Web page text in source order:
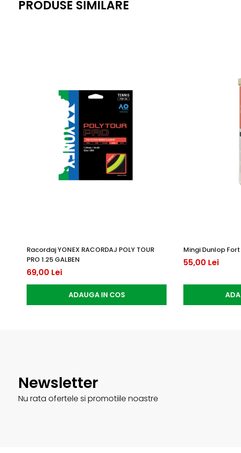
PRODUSE SIMILARE
Racordaj YONEX RACORDAJ POLY TOUR
PRO 1.25 GALBEN
69,00 Lei
ADAUGA IN COS
Mingi Dunlop
55,00 Lei
Newsletter
Nu rata ofertele si promotiile noastre